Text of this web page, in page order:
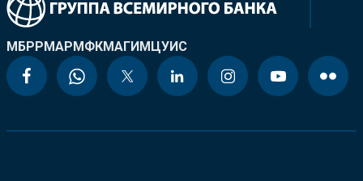
МБРРМАРМФКМАГИМЦУИС